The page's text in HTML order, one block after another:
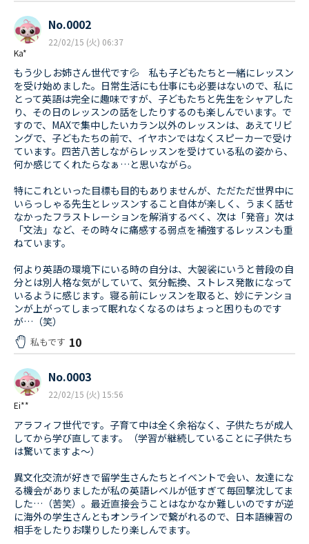
Ka*
No.0002
22/02/15 (火) 06:37
もう少しお姉さん世代です💦 私も子どもたちと一緒にレッスン
を受け始めました。日常生活にも仕事にも必要はないので、私に
とって英語は完全に趣味ですが、子どもたちと先生をシャアした
り、その日のレッスンの話をしたりするのも楽しんでいます。で
すので、MAXで集中したいカラン以外のレッスンは、あえてリビ
ングで、子どもたちの前で、イヤホンではなくスピーカーで受け
ています。四苦八苦しながらレッスンを受けている私の姿から、
何か感じてくれたらなぁ…と思いながら。
特にこれといった目標も目的もありませんが、ただただ世界中に
いらっしゃる先生とレッスンすること自体が楽しく、うまく話せ
なかったフラストレーションを解消するべく、次は「発音」次は
「文法」など、その時々に痛感する弱点を補強するレッスンも重
ねています。
何より英語の環境下にいる時の自分は、大袈裟にいうと普段の自
分とは別人格な気がしていて、気分転換、ストレス発散になって
いるように感じます。寝る前にレッスンを取ると、妙にテンショ
ンが上がってしまって眠れなくなるのはちょっと困りものです
が…（笑）
私もです 10
Ei**
No.0003
22/02/15 (火) 15:56
アラフィフ世代です。子育て中は全く余裕なく、子供たちが成人
してから学び直してます。（学習が継続していることに子供たち
は驚いてますよ～）
異文化交流が好きで留学生さんたちとイベントで会い、友達にな
る機会がありましたが私の英語レベルが低すぎて毎回撃沈してま
した…（苦笑）。最近直接会うことはなかなか難しいのですが逆
に海外の学生さんともオンラインで繋がれるので、日本語練習の
相手をしたりお喋りしたり楽しんでます。